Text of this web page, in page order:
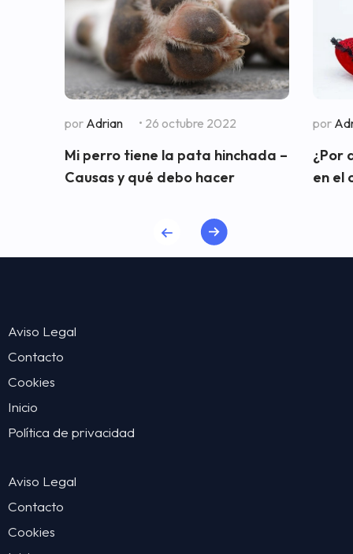
por Adrian • 26 octubre 2022
Mi perro tiene la pata hinchada –
Causas y qué debo hacer
por
¿Por
en el
Aviso Legal
Contacto
Cookies
Inicio
Política de privacidad
Aviso Legal
Contacto
Cookies